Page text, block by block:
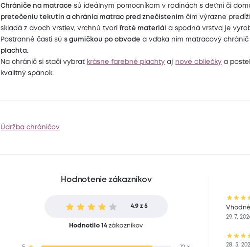
Chrániče na matrace sú ideálnym pomocníkom v rodinách s deťmi či
pretečeniu tekutín a chránia matrac pred znečistením čím výrazne
skladá z dvoch vrstiev, vrchnú tvorífroté materiál a spodná vrstva je
Postranné časti sús gumičkou po obvode a vďaka nim matracový
plachta.
Na chránič si stačí vybrať krásne farebné plachty aj nové obliečky a
kvalitný spánok.
Údržba chráničov
Hodnotenie zákazníkov
4.9 z 5
Hodnotilo 14 zákazníkov
Vhodné
29. 7.
28. 5.